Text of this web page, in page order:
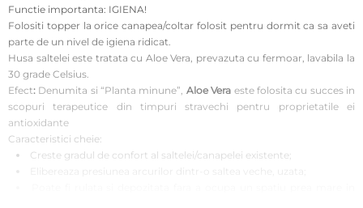
Functie importanta: IGIENA!
Folositi topper la orice canapea/coltar folosit pentru dormit ca sa aveti
parte de un nivel de igiena ridicat.
Husa saltelei este tratata cu Aloe Vera, prevazuta cu fermoar, lavabila la
30 grade Celsius.
Efect: Denumita si “Planta minune”, Aloe Vera este folosita cu succes in
scopuri terapeutice din timpuri stravechi pentru proprietatile ei
antioxidante
Caracteristici cheie:
Creste gradul de confort al saltelei/canapelei existente;